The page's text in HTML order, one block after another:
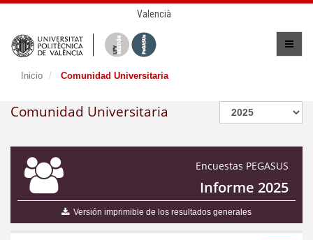
Valencià
Inicio Comunidad Universitaria
Comunidad Universitaria
Encuestas PEGASUS
Informe 2025
Versión imprimible de los resultados generales